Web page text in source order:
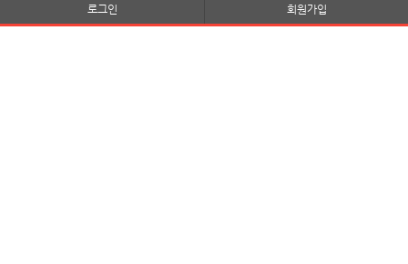
로그인
회원가입